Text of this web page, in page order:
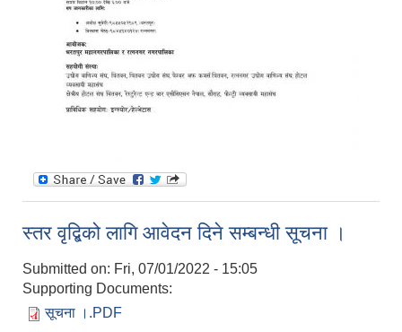
स्तर वृद्बिको लागि आवेदन दिने सम्बन्धी सूचना ।
Submitted on: Fri, 07/01/2022 - 15:05
Supporting Documents:
सूचना ।.PDF